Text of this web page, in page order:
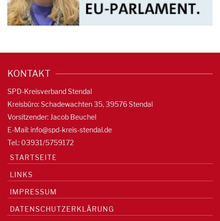
KONTAKT
SPD-Kreisverband Stendal
Kreisbüro: Schadewachten 35, 39576 Stendal
Vorsitzender: Jacob Beuchel
E-Mail: info@spd-kreis-stendal.de
Tel.: 03931/5759172
STARTSEITE
LINKS
IMPRESSUM
DATENSCHUTZERKLÄRUNG